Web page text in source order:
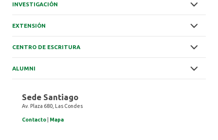
INVESTIGACIÓN
EXTENSIÓN
CENTRO DE ESCRITURA
ALUMNI
Sede Santiago
Av. Plaza 680, Las Condes
Contacto Mapa